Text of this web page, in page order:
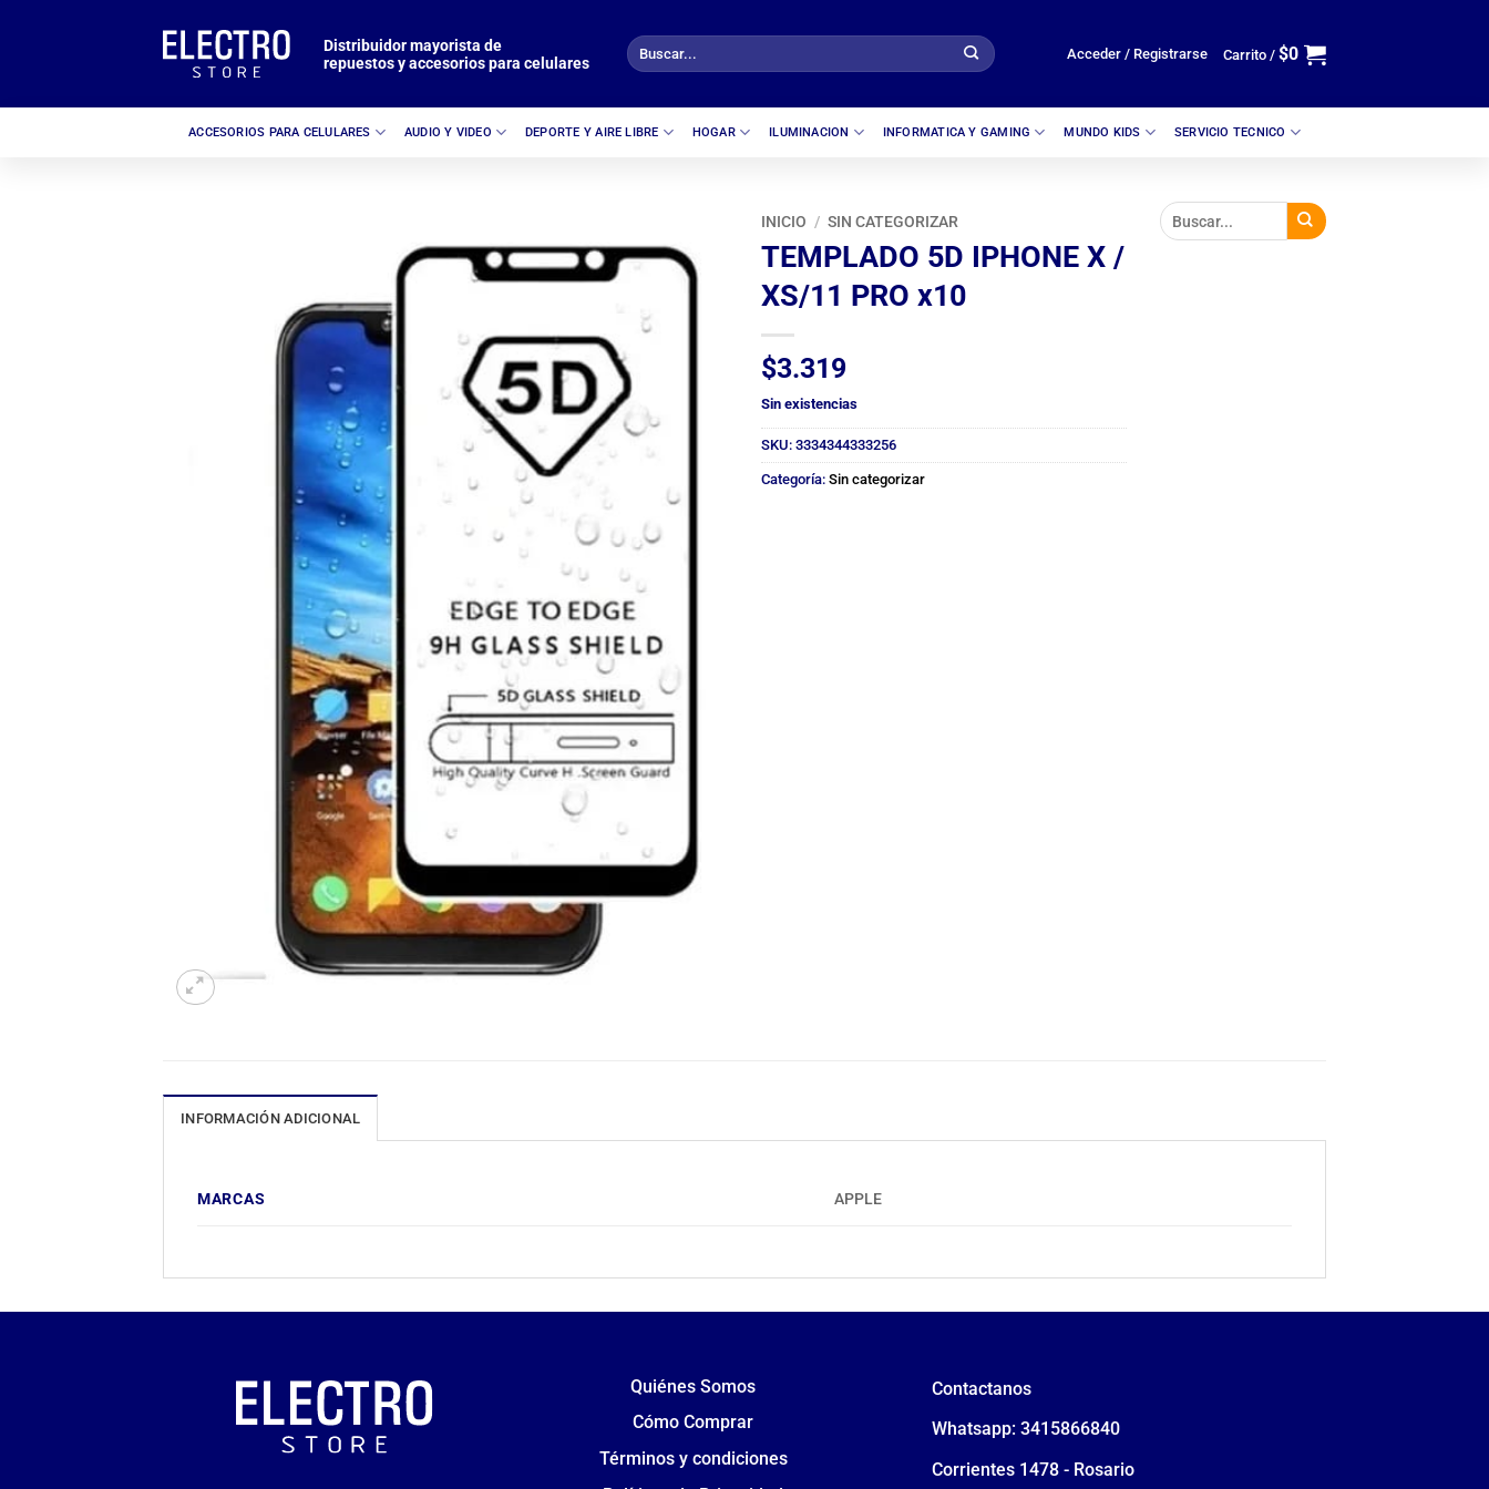
Distribuidor mayorista de
repuestos y accesorios para celulares
Buscar
por:
Acceder / Registrarse Carrito / $0
ACCESORIOS PARA CELULARES AUDIO Y VIDEO DEPORTE Y AIRE LIBRE HOGAR ILUMINACION INFORMATICA Y GAMING MUNDO KIDS SERVICIO TECNICO
INICIO / SIN CATEGORIZAR
TEMPLADO 5D IPHONE X /
XS/11 PRO x10
$3.319
Sin existencias
SKU: 3334344333256
Categoría: Sin categorizar
INFORMACIÓN ADICIONAL
MARCAS APPLE
Quiénes Somos
Cómo Comprar
Términos y condiciones
Contactanos
Whatsapp: 3415866840
Corrientes 1478 - Rosario